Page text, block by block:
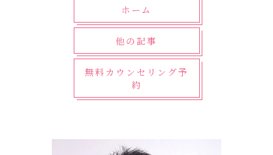
ホーム
他の記事
無料カウンセリング予
約